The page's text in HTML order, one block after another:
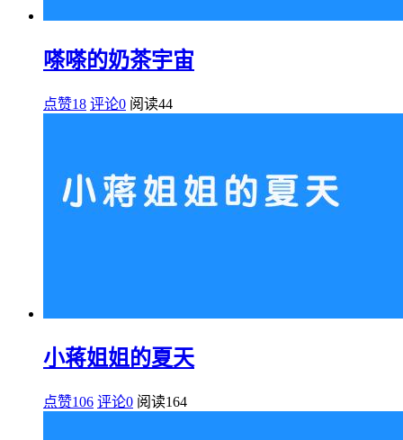
嗏嗏的奶茶宇宙
点赞18 评论0 阅读44
小蒋姐姐的夏天
点赞106 评论0 阅读164